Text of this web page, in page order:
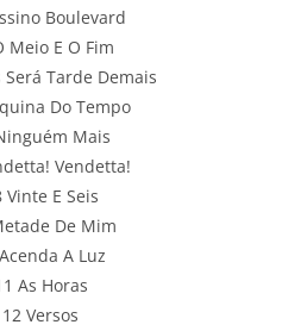
Boulevard
Meio E O Fim
Será Tarde Demais
Do Tempo
Mais
Vendetta!
Vinte E Seis
De Mim
A Luz
As Horas
12 Versos